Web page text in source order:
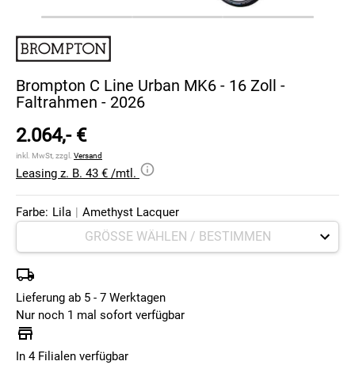
Brompton C Line Urban MK6 - 16 Zoll -
Faltrahmen - 2026
2.064,- €
inkl. MwSt, zzgl. Versand
Leasing z. B. 43 € /mtl.
Farbe: Lila | Amethyst Lacquer
Lieferung ab 5 - 7 Werktagen
Nur noch 1 mal sofort verfügbar
In 4 Filialen verfügbar